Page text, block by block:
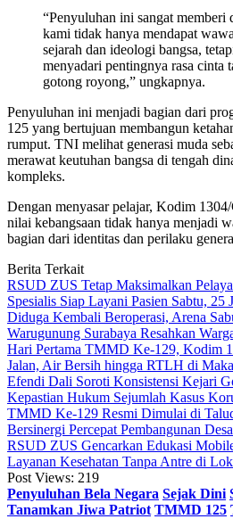
“Penyuluhan ini sangat memberi
kami tidak hanya mendapat
sejarah dan ideologi bangsa,
menyadari pentingnya rasa cinta
gotong royong,” ungkapnya.
Penyuluhan ini menjadi bagian dari
125 yang bertujuan membangun
rumput. TNI melihat generasi muda
merawat keutuhan bangsa di tengah
kompleks.
Dengan menyasar pelajar, Kodim
nilai kebangsaan tidak hanya menjadi
bagian dari identitas dan perilaku
Berita Terkait
RSUD ZUS Tetap Maksimalkan
Spesialis Siap Layani Pasien Sabtu, 25
Diduga Kembali Beroperasi, Arena
Warugunung Surabaya Resahkan
Hari Pertama TMMD Ke-129, Kodim
Jalan, Air Bersih hingga RTLH di
Efendi Dali Soroti Konsistensi Kejari
Kepastian Hukum Sejumlah Kasus
TMMD Ke-129 Resmi Dimulai di
Bersinergi Percepat Pembangunan Desa
RSUD ZUS Gencarkan Edukasi
Layanan Kesehatan Tanpa Antre di
Post Views: 219
Penyuluhan Bela Negara Sejak Dini
Tanamkan Jiwa Patriot TMMD 125